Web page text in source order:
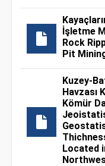
İşletme
Rock
Pit
Kuzey-
Havzası
Kömür
Located